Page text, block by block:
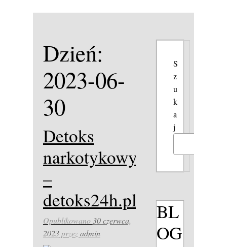
Dzień:
2023-06-
30
Detoks
narkotykowy
–
detoks24h.pl
Opublikowano30 czerwca,
2023przezadmin
S
z
u
k
a
j
BL
OG